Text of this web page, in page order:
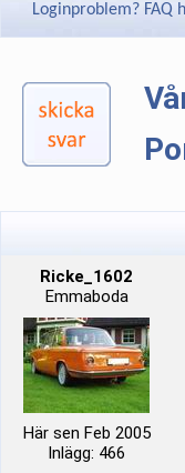
Loginproblem? FAQ
Ricke_1602
Emmaboda
Här sen Feb 2005
Inlägg: 466